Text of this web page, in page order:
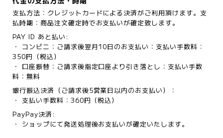
支払方法：クレジットカードによる決済がご利用頂けます。支
払時期：商品注文確定時でお支払いが確定致します。
PAY ID あと払い:
・ コンビニ：ご請求後翌月10日のお支払い：支払い手数料：
350円（税込）
・ 口座振替：ご請求後指定口座より引き落とし：支払い手数
料：無料
銀行振込決済（ご請求後5営業日以内のお支払い）：
・ 支払い手数料：360円（税込）
PayPay決済:
・ ショップにて発送処理後お支払いが確定いたします。